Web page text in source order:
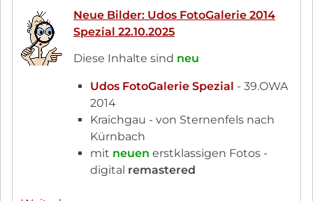
2025
verstorben
✝︎
Nachruf
Neue Bilder: Udos FotoGalerie 2014
Spezial 22.10.2025
Diese Inhalte sind neu
Udos FotoGalerie Spezial - 39.OWA
2014
Kraichgau - von Sternenfels nach
Kürnbach
mit neuen erstklassigen Fotos -
digital remastered